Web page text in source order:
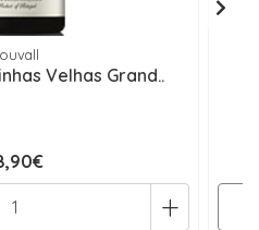
Velhas Grand..
+